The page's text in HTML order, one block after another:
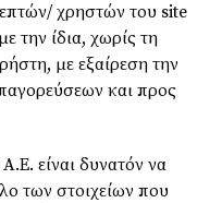
χρηστών του site
την ίδια, χωρίς τη
με εξαίρεση την
και προς
είναι δυνατόν να
των στοιχείων που